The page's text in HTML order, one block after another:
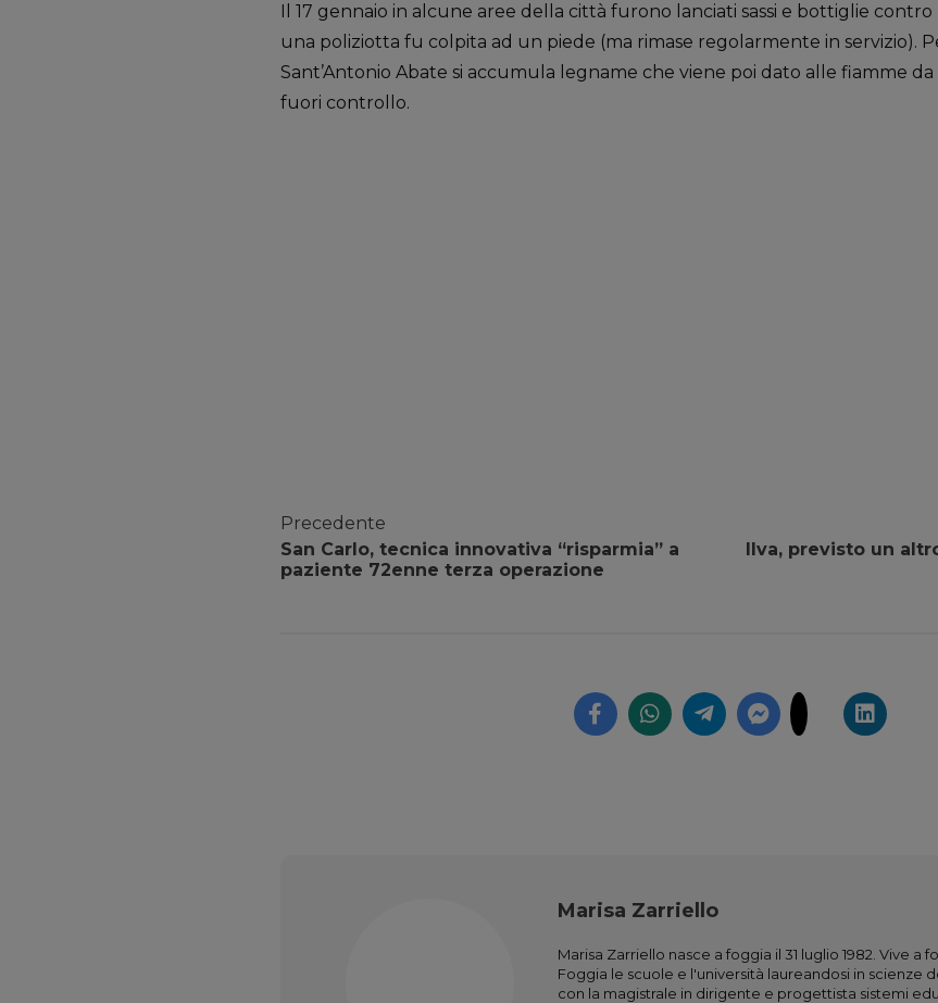
Il 17 gennaio in alcune aree della città furono lanciati sassi e bottiglie
una poliziotta fu colpita ad un piede (ma rimase regolarmente in servizio).
Sant’Antonio Abate si accumula legname che viene poi dato alle fiamme da
fuori controllo.
Precedente
San Carlo, tecnica innovativa “risparmia” a
paziente 72enne terza operazione
Ilva, previsto un
Marisa Zarriello
Marisa Zarriello nasce a foggia il 31 luglio 1982. Vive a
Foggia le scuole e l'università laureandosi in scienze
con la magistrale in dirigente e progettista sistemi